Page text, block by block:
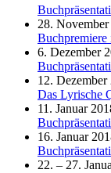
28.
6. Dezember
12. Dezember
Das Lyrische
11. Januar
16. Januar
22. – 27.